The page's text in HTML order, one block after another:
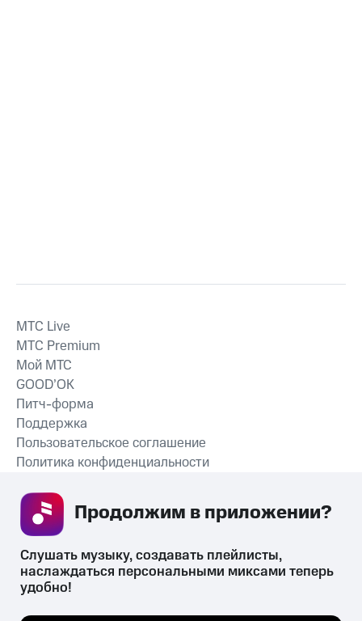
СКАЧАТЬ ПРИЛОЖЕНИЕ
MTС Live
MTС Premium
Мой МТС
GOOD’OK
Питч-форма
Поддержка
Пользовательское соглашение
Политика конфиденциальности
Слушать музыку, создавать плейлисты,
наслаждаться персональными миксами теперь
удобно!